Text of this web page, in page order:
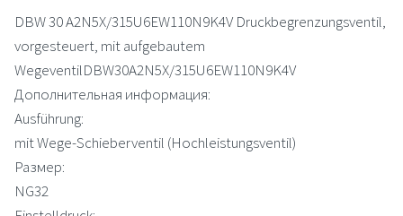
DBW 30 A2N5X/315U6EW110N9K4V Druckbegrenzungsventil,
vorgesteuert, mit aufgebautem
WegeventilDBW30A2N5X/315U6EW110N9K4V
Дополнительная информация:
Ausführung:
mit Wege-Schieberventil (Hochleistungsventil)
Размер:
NG32